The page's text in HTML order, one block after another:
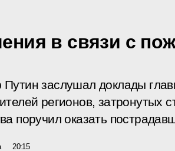
в связи с
Путин заслушал доклады
регионов, затронутых
поручил оказать
20:15